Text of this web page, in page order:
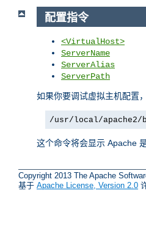
配置指令
<VirtualHost>
ServerName
ServerAlias
ServerPath
如果你要调试虚拟主机配置
/usr/local/
这个命令将会显示 Apache
Copyright 2013 The Apache
基于 Apache License, Version 2.0